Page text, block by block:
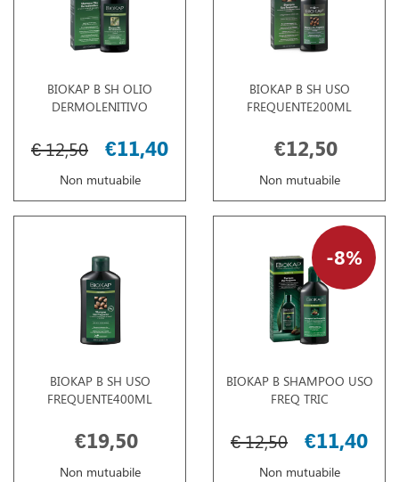
BIOKAP B SH OLIO
DERMOLENITIVO
€ 12,50 €11,40
Non mutuabile
BIOKAP B SH USO
FREQUENTE200ML
€12,50
Non mutuabile
BIOKAP B SH USO
FREQUENTE400ML
€19,50
Non mutuabile
BIOKAP B SHAMPOO USO
FREQ TRIC
8%
€ 12,50 €11,40
Non mutuabile